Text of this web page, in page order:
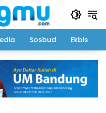
Sosbud Ekbis